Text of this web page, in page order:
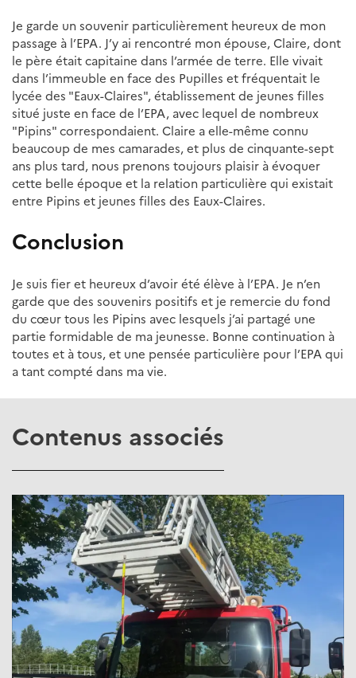
Je garde un souvenir particulièrement heureux de mon
passage à l’EPA. J’y ai rencontré mon épouse, Claire, dont
le père était capitaine dans l’armée de terre. Elle vivait
dans l’immeuble en face des Pupilles et fréquentait le
lycée des "Eaux-Claires", établissement de jeunes filles
situé juste en face de l’EPA, avec lequel de nombreux
"Pipins" correspondaient. Claire a elle-même connu
beaucoup de mes camarades, et plus de cinquante-sept
ans plus tard, nous prenons toujours plaisir à évoquer
cette belle époque et la relation particulière qui existait
entre Pipins et jeunes filles des Eaux-Claires.
Conclusion
Je suis fier et heureux d’avoir été élève à l’EPA. Je n’en
garde que des souvenirs positifs et je remercie du fond
du cœur tous les Pipins avec lesquels j’ai partagé une
partie formidable de ma jeunesse. Bonne continuation à
toutes et à tous, et une pensée particulière pour l’EPA qui
a tant compté dans ma vie.
Contenus associés